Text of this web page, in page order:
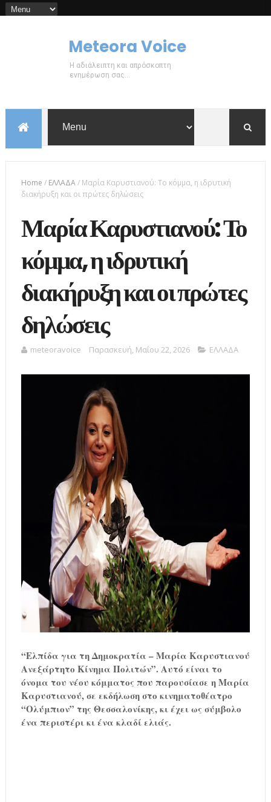
Meteora Voice
Η αδιάλειπτη και απρόσκοπτη
ενημέρωση σας...
Home / ΕΛΛΑΔΑ/ Μαρία Καρυστιανού: Το κόμμα, η ιδρυτική
διακήρυξη και οι πρώτες δηλώσεις
Μαρία Καρυστιανού: Το
κόμμα, η ιδρυτική
διακήρυξη και οι πρώτες
δηλώσεις
meteoravoice Παρασκευή, Μαΐου 22, 2026 ΕΛΛΑΔΑ
“Ελπίδα για τη Δημοκρατία – Μαρία Καρυστιανού
Ανεξάρτητο Κίνημα Πολιτών”. Αυτό είναι το
όνομα του νέου κόμματος που παρουσίασε η Μαρία
Καρυστιανού, σε εκδήλωση στο κινηματοθέατρο
“Ολύμπιον” της Θεσσαλονίκης, κι έχει ως σύμβολο
ένα περιστέρι κι ένα κλαδί ελιάς.